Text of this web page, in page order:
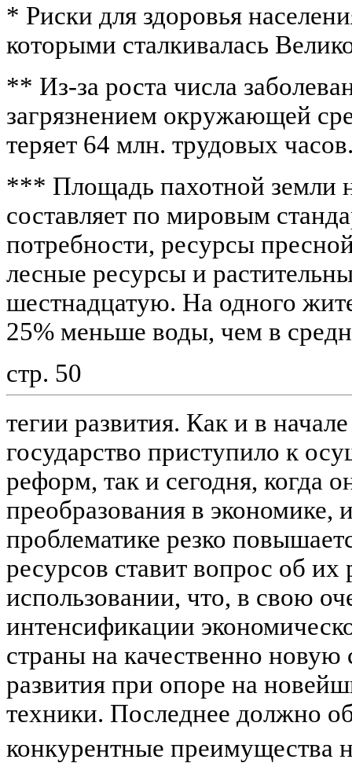
* Риски для здоровья
которыми сталкивалась
** Из-за роста числа
загрязнением окружающей
теряет 64 млн. трудовых
*** Площадь пахотной земли
составляет по мировым
потребности, ресурсы
лесные ресурсы и
шестнадцатую. На одного
25% меньше воды, чем в
стр. 50
тегии развития. Как и в
государство приступило к
реформ, так и сегодня, когда
преобразования в экономике,
проблематике резко
ресурсов ставит вопрос об
использовании, что, в свою
интенсификации
страны на качественно новую
развития при опоре на
техники. Последнее должно
конкурентные преимущества